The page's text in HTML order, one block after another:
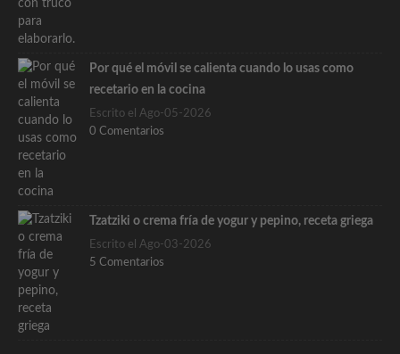
Por qué el móvil se calienta cuando lo usas como
recetario en la cocina
Escrito el Ago-05-2026
0 Comentarios
Tzatziki o crema fría de yogur y pepino, receta griega
Escrito el Ago-03-2026
5 Comentarios